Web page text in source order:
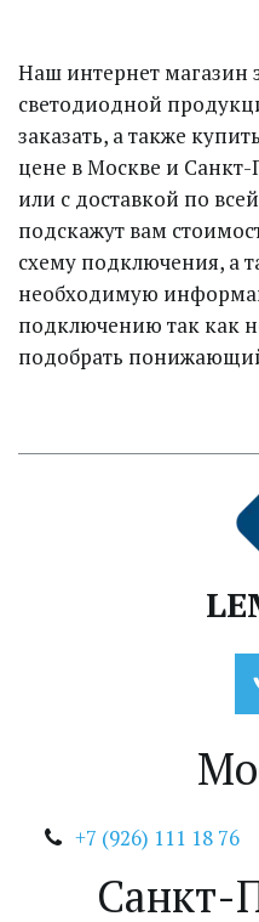
Наш интернет магазин
светодиодной
заказать, а также
цене в Москве и
или с доставкой по
подскажут вам
схему подключения, а
необходимую
подключению так как
подобрать
+7 (926) 111 18 76
Санкт-